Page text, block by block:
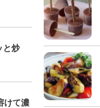
と炒
けて濃